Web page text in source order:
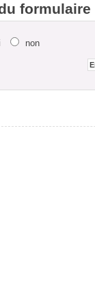
formulaire
non